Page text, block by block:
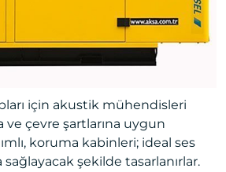
için akustik mühendisleri
ve çevre şartlarına uygun
koruma kabinleri; ideal ses
şekilde tasarlanırlar.